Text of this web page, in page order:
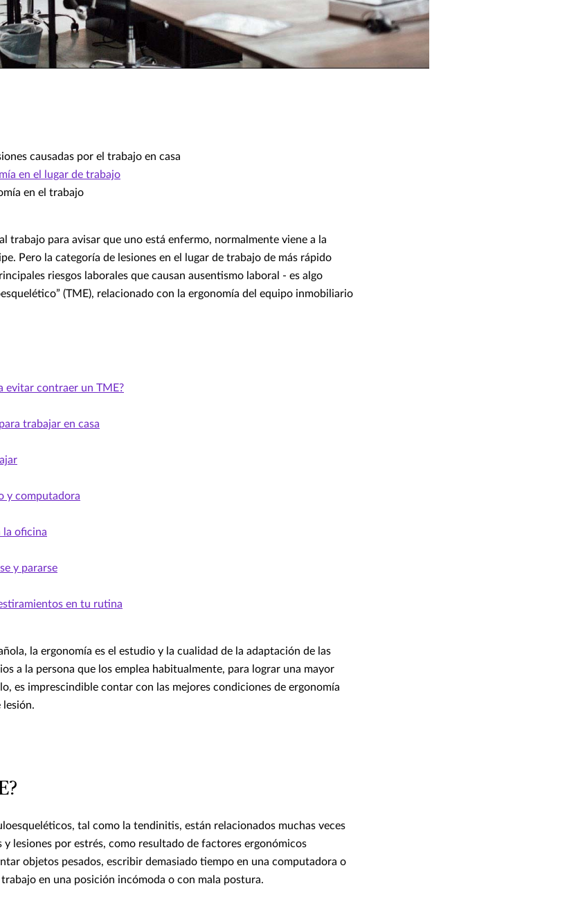
causadas por el trabajo en casa
en el lugar de trabajo
en el trabajo
trabajo para avisar que uno está enfermo, normalmente viene a la
Pero la categoría de lesiones en el lugar de trabajo de más rápido
riesgos laborales que causan ausentismo laboral - es algo
(TME), relacionado con la ergonomía del equipo inmobiliario
evitar contraer un TME?
trabajar en casa
y computadora
la oficina
y pararse
en tu rutina
la ergonomía es el estudio y la cualidad de la adaptación de las
a la persona que los emplea habitualmente, para lograr una mayor
es imprescindible contar con las mejores condiciones de ergonomía
lesión.
tal como la tendinitis, están relacionados muchas veces
lesiones por estrés, como resultado de factores ergonómicos
objetos pesados, escribir demasiado tiempo en una computadora o
en una posición incómoda o con mala postura.